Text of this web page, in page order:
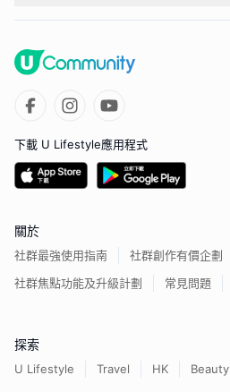
下載 U Lifestyle應用程式
關於
社群最強使用指南
社群創作有價企劃
社群焦點功能及升級計劃
常見問題
探索
U Lifestyle Travel HK Beauty